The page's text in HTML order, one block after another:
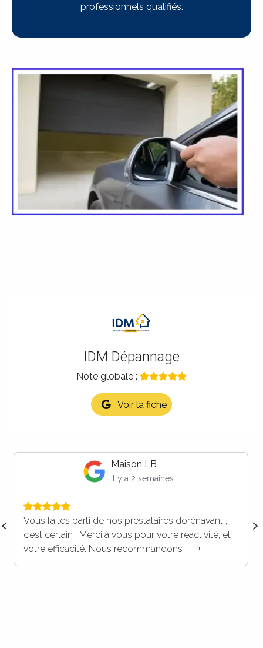
professionnels qualifiés.
IDM Dépannage
Note globale :
Voir la fiche
Maison LB
il y a 2 semaines
Vous faites parti de nos prestataires dorénavant ,
c’est certain ! Merci à vous pour votre réactivité, et
votre efficacité. Nous recommandons ++++
‹ ›